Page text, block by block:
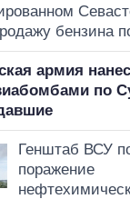
бензина
армия
по
Генштаб ВСУ
поражение